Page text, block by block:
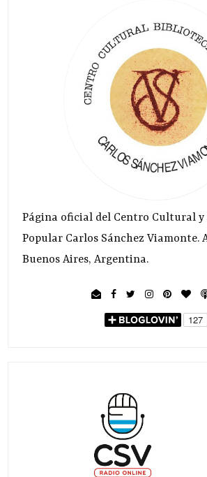
Página oficial del Centro Cultural y
Popular Carlos Sánchez Viamonte.
Buenos Aires, Argentina.